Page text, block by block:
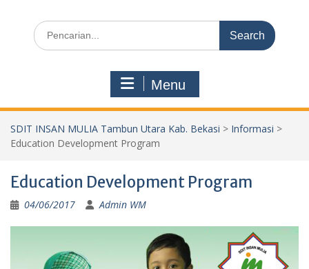
Search
for:
Menu
SDIT INSAN MULIA Tambun Utara Kab. Bekasi > Informasi >
Education Development Program
Education Development Program
04/06/2017 Admin WM